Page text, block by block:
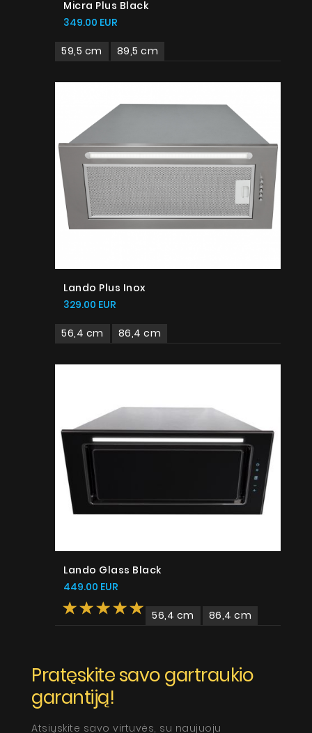
Micra Plus Black
349.00 EUR
59,5 cm 89,5 cm
Lando Plus Inox
329.00 EUR
56,4 cm 86,4 cm
Lando Glass Black
449.00 EUR
56,4 cm 86,4 cm
Pratęskite savo gartraukio
garantiją!
Atsiųskite savo virtuvės, su naujuoju